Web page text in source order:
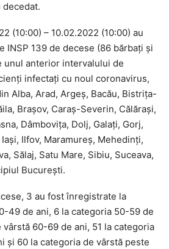
decedat.
(10:00) – 10.02.2022 (10:00) au
INSP 139 de decese (86 bărbaţi şi
unul anterior intervalului de
infectaţi cu noul coronavirus,
Alba, Arad, Argeş, Bacău, Bistriţa-
Braşov, Caraş-Severin, Călăraşi,
Dâmboviţa, Dolj, Galaţi, Gorj,
Ilfov, Maramureş, Mehedinţi,
Sălaj, Satu Mare, Sibiu, Suceava,
Bucureşti.
3 au fost înregistrate la
49 de ani, 6 la categoria 50-59 de
vârstă 60-69 de ani, 51 la categoria
şi 60 la categoria de vârstă peste